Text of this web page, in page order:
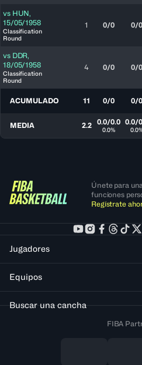
vs HUN,
15/05/1958
Classification
Round
1 0/0 0/0
vs DDR,
18/05/1958
Classification
Round
4 0/0 0/0
ACUMULADO 11 0/0 0/0
MEDIA 2.2 0.0/0.0
0.0%
0.0/
Únete para
funciones
Regístrate
Jugadores
Equipos
Buscar una cancha
FIBA